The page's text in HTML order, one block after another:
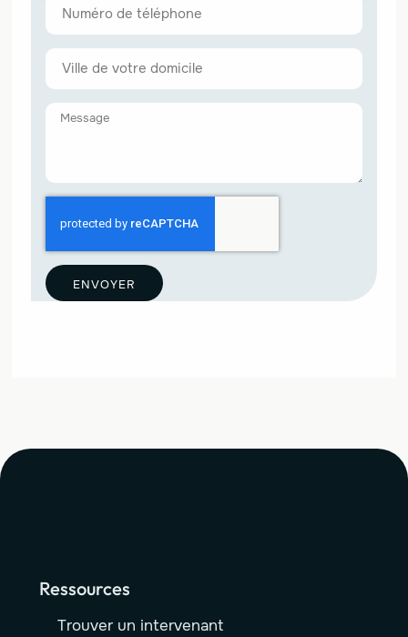
ENVOYER
Ressources
Trouver un intervenant